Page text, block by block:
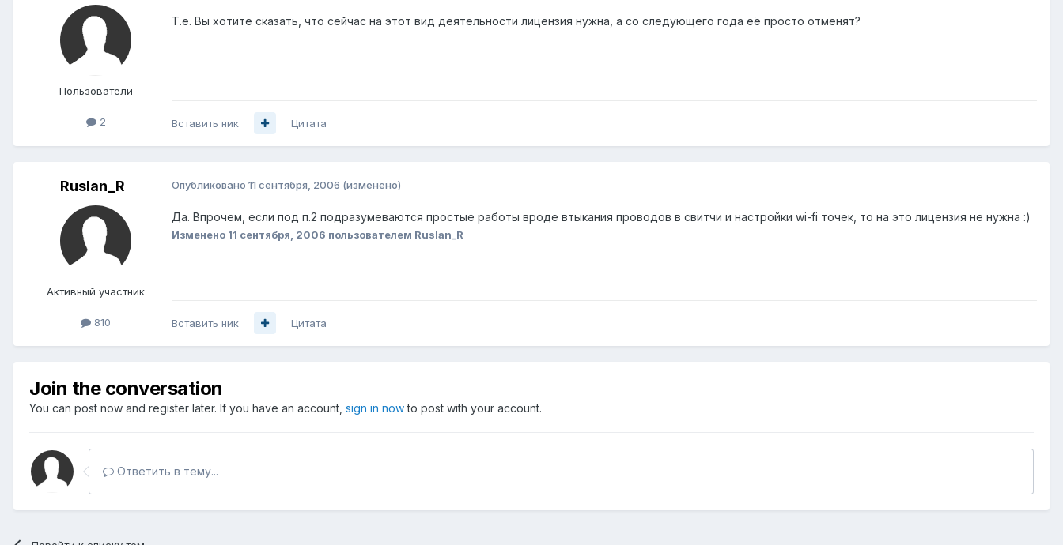
Пользователи
2
Т.е. Вы хотите сказать, что сейчас на этот вид деятельности лицензия нужна, а со следующего года её просто отменят?
Вставить ник Цитата
Ruslan_R
Активный участник
810
Опубликовано 11 сентября, 2006 (изменено)
Да. Впрочем, если под п.2 подразумеваются простые работы вроде втыкания проводов в свитчи и настройки wi-fi точек, то на это лицензия не нужна :)
Изменено 11 сентября, 2006 пользователем Ruslan_R
Вставить ник Цитата
Join the conversation
You can post now and register later. If you have an account, sign in nowto post with your account.
Ответить в тему...